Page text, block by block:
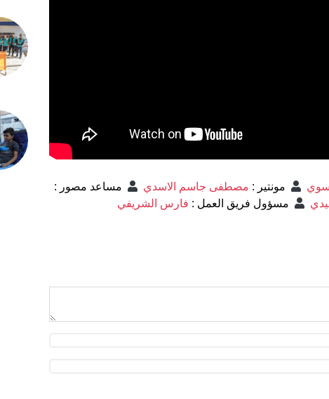
مونتير : مصطفى جاسم الاسدي مساعد مصور :
مسؤول فريق العمل : فارس الشريفي